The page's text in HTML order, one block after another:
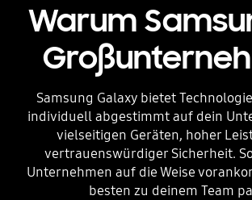
Warum
Samsung Galaxy bietet
individuell abgestimmt auf dein
vielseitigen Geräten, hoher
vertrauenswürdiger Sicherheit.
Unternehmen auf die Weise
besten zu deinem Team